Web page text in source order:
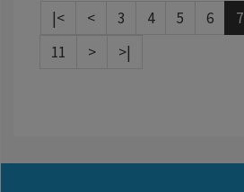
|< < 3 4 5 6 7
11
> >|